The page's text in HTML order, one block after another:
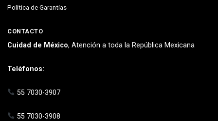
Política de Garantías
CONTACTO
Cuidad de México, Atención a toda la República Mexicana
Teléfonos:
55 7030-3907
55 7030-3908